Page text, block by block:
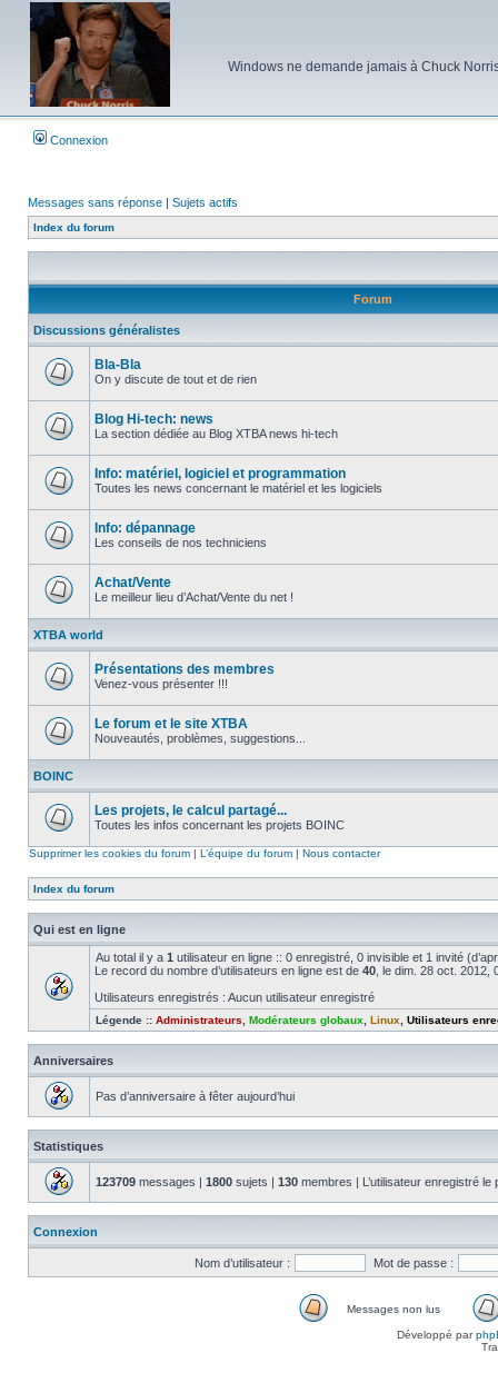
Windows ne demande jamais à Chuck
Connexion
Messages sans réponse | Sujets actifs
Index du forum
Forum
Discussions généralistes
message
non
Bla-Bla
On y discute de tout et de rien
message
non
Blog Hi-tech: news
La section dédiée au Blog XTBA news hi-tech
message
non
Info: matériel, logiciel et programmation
Toutes les news concernant le matériel et les logiciels
message
non
Info: dépannage
Les conseils de nos techniciens
message
non
lu
Achat/Vente
Le meilleur lieu d’Achat/Vente du net !
XTBA world
message
non
Présentations des membres
Venez-vous présenter !!!
message
lu
Le forum et le site XTBA
Nouveautés, problèmes, suggestions...
BOINC
message
Les projets, le calcul partagé...
Toutes les infos concernant les projets BOINC
Supprimer les cookies du forum | L’équipe du forum | Nous contacter
Index du forum
Qui est en ligne
Au total il y a 1 utilisateur en ligne :: 0 enregistré, 0 invisible et 1 invité
Le record du nombre d’utilisateurs en ligne est de 40 , le dim. 28 oct. 2012,
Utilisateurs enregistrés : Aucun utilisateur enregistré
Légende :: Administrateurs Modérateurs globaux Linux Utilisateurs
Anniversaires
Pas d’anniversaire à fêter aujourd’hui
Statistiques
123709 messages | 1800 sujets | 130 membres | L’utilisateur enregistré
Connexion
Nom d’utilisateur : Mot de passe :
Messages non lus
Développé par